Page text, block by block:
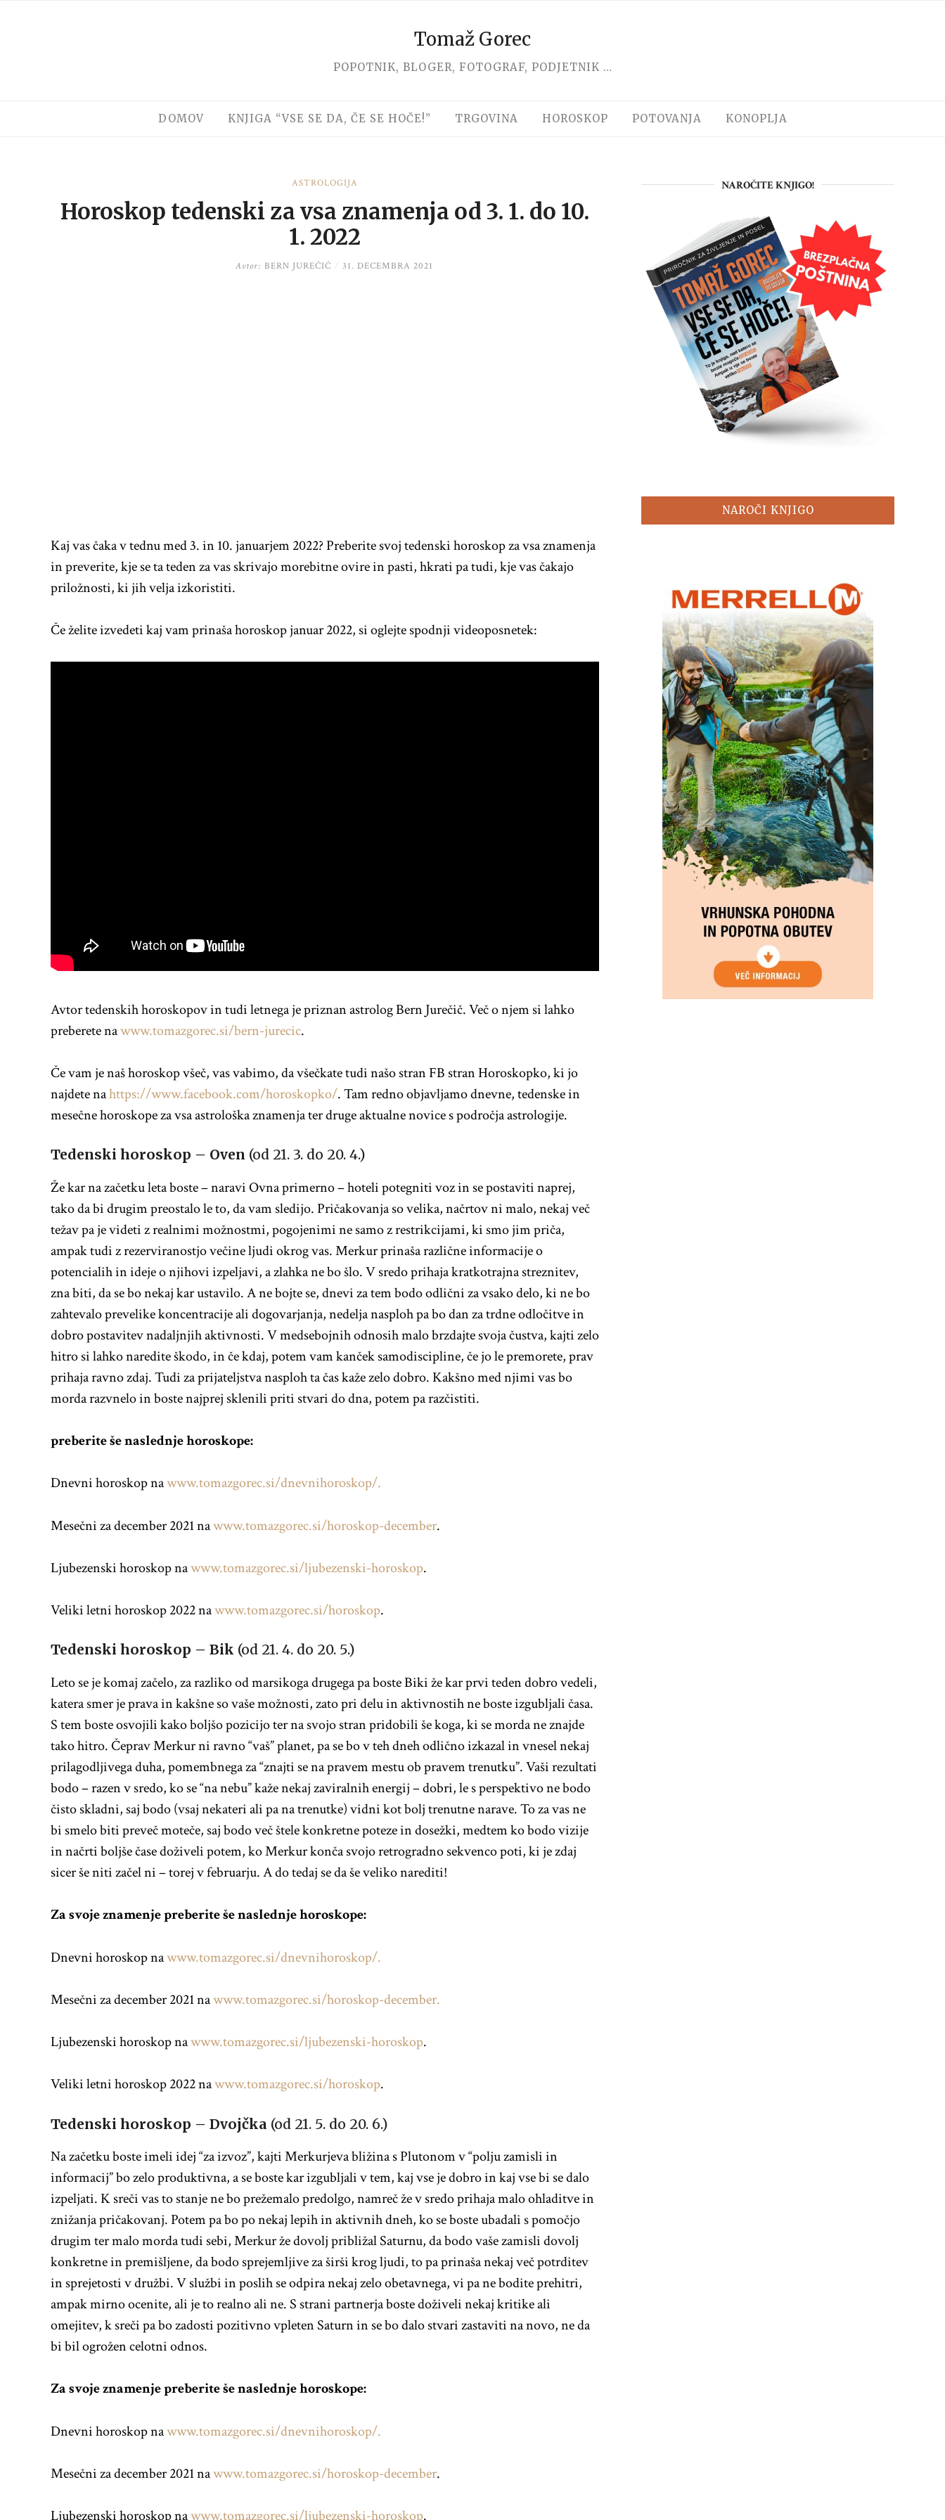
Tomaž Gorec
POPOTNIK, BLOGER, FOTOGRAF, PODJETNIK …
DOMOV KNJIGA “VSE SE DA, ČE SE HOČE!” TRGOVINA HOROSKOP POTOVANJA KONOPLJA
ASTROLOGIJA
Horoskop tedenski za vsa znamenja od 3. 1. do 10.
1. 2022
Avtor: BERN JUREČIČ / 31. DECEMBRA 2021
Kaj vas čaka v tednu med 3. in 10. januarjem 2022? Preberite svoj tedenski horoskop za vsa znamenja
in preverite, kje se ta teden za vas skrivajo morebitne ovire in pasti, hkrati pa tudi, kje vas čakajo
priložnosti, ki jih velja izkoristiti.
Če želite izvedeti kaj vam prinaša horoskop januar 2022, si oglejte spodnji videoposnetek:
Avtor tedenskih horoskopov in tudi letnega je priznan astrolog Bern Jurečič. Več o njem si lahko
preberete nawww.tomazgorec.si/bern-jurecic.
Če vam je naš horoskop všeč, vas vabimo, da všečkate tudi našo stran FB stran Horoskopko, ki jo
najdete nahttps://www.facebook.com/horoskopko/. Tam redno objavljamo dnevne, tedenske in
mesečne horoskope za vsa astrološka znamenja ter druge aktualne novice s področja astrologije.
Tedenski horoskop – Oven (od 21. 3. do 20. 4.)
Že kar na začetku leta boste – naravi Ovna primerno – hoteli potegniti voz in se postaviti naprej,
tako da bi drugim preostalo le to, da vam sledijo. Pričakovanja so velika, načrtov ni malo, nekaj več
težav pa je videti z realnimi možnostmi, pogojenimi ne samo z restrikcijami, ki smo jim priča,
ampak tudi z rezerviranostjo večine ljudi okrog vas. Merkur prinaša različne informacije o
potencialih in ideje o njihovi izpeljavi, a zlahka ne bo šlo. V sredo prihaja kratkotrajna streznitev,
zna biti, da se bo nekaj kar ustavilo. A ne bojte se, dnevi za tem bodo odlični za vsako delo, ki ne bo
zahtevalo prevelike koncentracije ali dogovarjanja, nedelja nasploh pa bo dan za trdne odločitve in
dobro postavitev nadaljnjih aktivnosti. V medsebojnih odnosih malo brzdajte svoja čustva, kajti zelo
hitro si lahko naredite škodo, in če kdaj, potem vam kanček samodiscipline, če jo le premorete, prav
prihaja ravno zdaj. Tudi za prijateljstva nasploh ta čas kaže zelo dobro. Kakšno med njimi vas bo
morda razvnelo in boste najprej sklenili priti stvari do dna, potem pa razčistiti.
preberite še naslednje horoskope:
Dnevni horoskop nawww.tomazgorec.si/dnevnihoroskop/.
Mesečni za december 2021 nawww.tomazgorec.si/horoskop-december.
Ljubezenski horoskop nawww.tomazgorec.si/ljubezenski-horoskop.
Veliki letni horoskop 2022 nawww.tomazgorec.si/horoskop.
Tedenski horoskop – Bik (od 21. 4. do 20. 5.)
Leto se je komaj začelo, za razliko od marsikoga drugega pa boste Biki že kar prvi teden dobro vedeli,
katera smer je prava in kakšne so vaše možnosti, zato pri delu in aktivnostih ne boste izgubljali časa.
S tem boste osvojili kako boljšo pozicijo ter na svojo stran pridobili še koga, ki se morda ne znajde
tako hitro. Čeprav Merkur ni ravno “vaš” planet, pa se bo v teh dneh odlično izkazal in vnesel nekaj
prilagodljivega duha, pomembnega za “znajti se na pravem mestu ob pravem trenutku”. Vaši rezultati
bodo – razen v sredo, ko se “na nebu” kaže nekaj zaviralnih energij – dobri, le s perspektivo ne bodo
čisto skladni, saj bodo (vsaj nekateri ali pa na trenutke) vidni kot bolj trenutne narave. To za vas ne
bi smelo biti preveč moteče, saj bodo več štele konkretne poteze in dosežki, medtem ko bodo vizije
in načrti boljše čase doživeli potem, ko Merkur konča svojo retrogradno sekvenco poti, ki je zdaj
sicer še niti začel ni – torej v februarju. A do tedaj se da še veliko narediti!
Za svoje znamenje preberite še naslednje horoskope:
Dnevni horoskop nawww.tomazgorec.si/dnevnihoroskop/.
Mesečni za december 2021 nawww.tomazgorec.si/horoskop-december.
Ljubezenski horoskop nawww.tomazgorec.si/ljubezenski-horoskop.
Veliki letni horoskop 2022 nawww.tomazgorec.si/horoskop.
Tedenski horoskop – Dvojčka (od 21. 5. do 20. 6.)
Na začetku boste imeli idej “za izvoz”, kajti Merkurjeva bližina s Plutonom v “polju zamisli in
informacij” bo zelo produktivna, a se boste kar izgubljali v tem, kaj vse je dobro in kaj vse bi se dalo
izpeljati. K sreči vas to stanje ne bo prežemalo predolgo, namreč že v sredo prihaja malo ohladitve in
znižanja pričakovanj. Potem pa bo po nekaj lepih in aktivnih dneh, ko se boste ubadali s pomočjo
drugim ter malo morda tudi sebi, Merkur že dovolj približal Saturnu, da bodo vaše zamisli dovolj
konkretne in premišljene, da bodo sprejemljive za širši krog ljudi, to pa prinaša nekaj več potrditev
in sprejetosti v družbi. V službi in poslih se odpira nekaj zelo obetavnega, vi pa ne bodite prehitri,
ampak mirno ocenite, ali je to realno ali ne. S strani partnerja boste doživeli nekaj kritike ali
omejitev, k sreči pa bo zadosti pozitivno vpleten Saturn in se bo dalo stvari zastaviti na novo, ne da
bi bil ogrožen celotni odnos.
Za svoje znamenje preberite še naslednje horoskope:
Dnevni horoskop nawww.tomazgorec.si/dnevnihoroskop/.
Mesečni za december 2021 nawww.tomazgorec.si/horoskop-december.
Ljubezenski horoskop nawww.tomazgorec.si/ljubezenski-horoskop.
NAROČITE KNJIGO!
NAROČI KNJIGO